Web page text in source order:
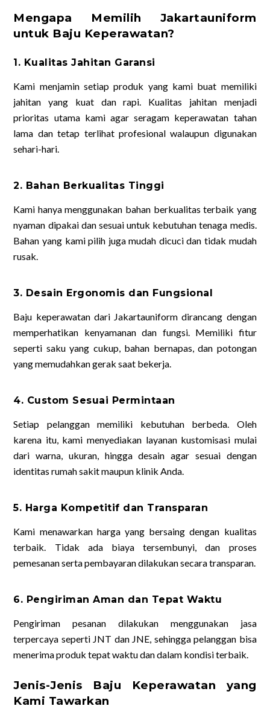
Mengapa Memilih Jakartauniform
untuk Baju Keperawatan?
1. Kualitas Jahitan Garansi
Kami menjamin setiap produk yang kami buat memiliki
jahitan yang kuat dan rapi. Kualitas jahitan menjadi
prioritas utama kami agar seragam keperawatan tahan
lama dan tetap terlihat profesional walaupun digunakan
sehari-hari.
2. Bahan Berkualitas Tinggi
Kami hanya menggunakan bahan berkualitas terbaik yang
nyaman dipakai dan sesuai untuk kebutuhan tenaga medis.
Bahan yang kami pilih juga mudah dicuci dan tidak mudah
rusak.
3. Desain Ergonomis dan Fungsional
Baju keperawatan dari Jakartauniform dirancang dengan
memperhatikan kenyamanan dan fungsi. Memiliki fitur
seperti saku yang cukup, bahan bernapas, dan potongan
yang memudahkan gerak saat bekerja.
4. Custom Sesuai Permintaan
Setiap pelanggan memiliki kebutuhan berbeda. Oleh
karena itu, kami menyediakan layanan kustomisasi mulai
dari warna, ukuran, hingga desain agar sesuai dengan
identitas rumah sakit maupun klinik Anda.
5. Harga Kompetitif dan Transparan
Kami menawarkan harga yang bersaing dengan kualitas
terbaik. Tidak ada biaya tersembunyi, dan proses
pemesanan serta pembayaran dilakukan secara transparan.
6. Pengiriman Aman dan Tepat Waktu
Pengiriman pesanan dilakukan menggunakan jasa
terpercaya seperti JNT dan JNE, sehingga pelanggan bisa
menerima produk tepat waktu dan dalam kondisi terbaik.
Jenis-Jenis Baju Keperawatan yang
Kami Tawarkan